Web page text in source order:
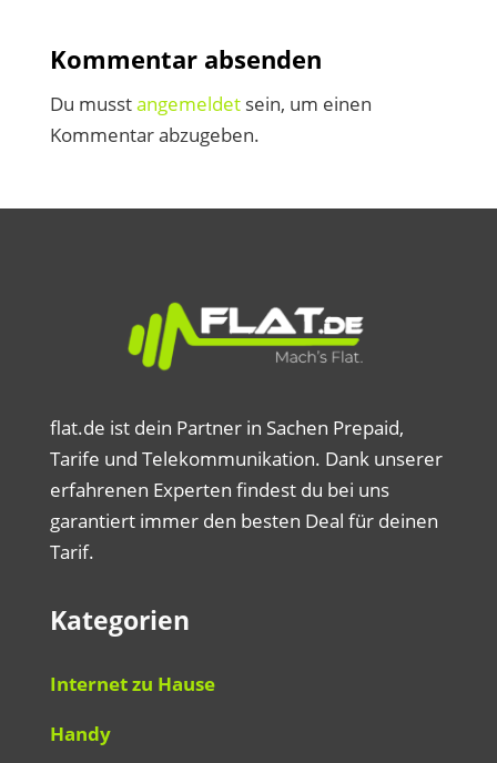
Kommentar absenden
Du musstangemeldetsein, um einen
Kommentar abzugeben.
flat.de ist dein Partner in Sachen Prepaid,
Tarife und Telekommunikation. Dank unserer
erfahrenen Experten findest du bei uns
garantiert immer den besten Deal für deinen
Tarif.
Kategorien
Internet zu Hause
Handy